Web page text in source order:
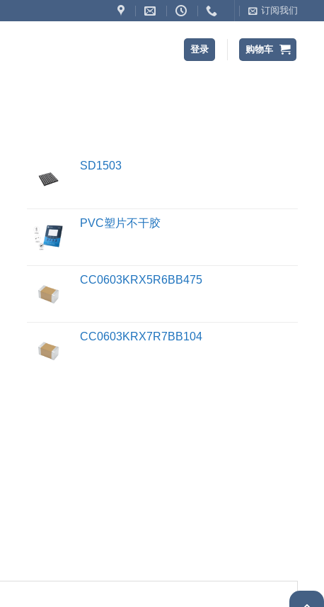
订阅我们
登录 购物车
SD1503
PVC塑片不干胶
CC0603KRX5R6BB475
CC0603KRX7R7BB104